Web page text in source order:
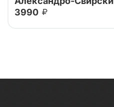
3990